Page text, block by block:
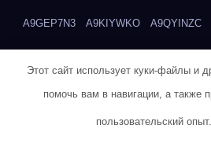
A9GEP7N3 A9KIYWKO A9QYINZC
ADMVWTS8
Этот сайт использует куки-файлы и
помочь вам в навигации, а также
пользовательский опыт.